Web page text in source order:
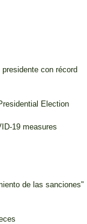
con récord
Election
19 measures
de las sanciones"